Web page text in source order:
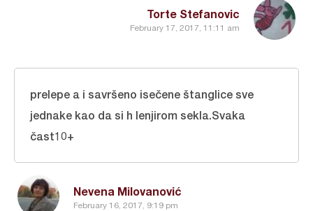
Torte Stefanovic
February 17, 2017, 11:11 am
Nevena Milovanović
February 16, 2017, 9:19 pm
prelepe a i savršeno isečene štanglice sve
jednake kao da si h lenjirom sekla.Svaka
čast10+